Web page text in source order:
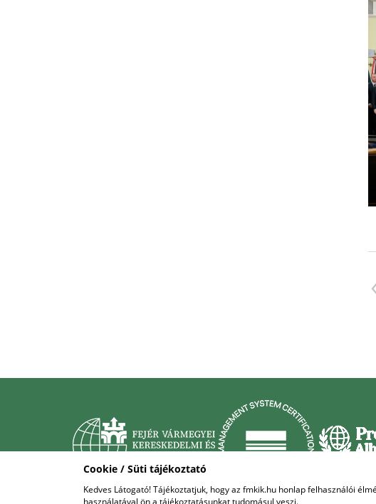
Cookie / Süti tájékoztató
Kedves Látogató! Tájékoztatjuk, hogy az fmkik.hu honlap felhasználói
használatával ön a tájékoztatásunkat tudomásul veszi.